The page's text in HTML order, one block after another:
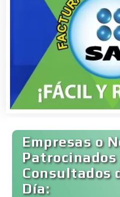
Bancos
Banquetes
Bares y Cantinas
Basculas
Bebidas
Empresas o
Patrocinados
Consultados
Día: